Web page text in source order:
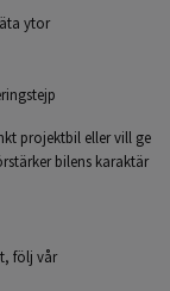
ytor
projektbil eller vill ge
bilens karaktär
följ vår